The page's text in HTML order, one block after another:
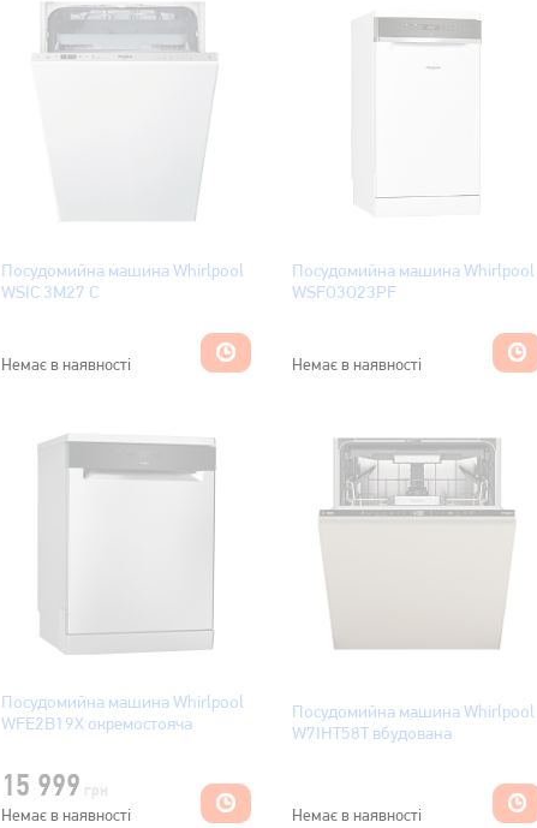
Посудомийна машина Whirlpool
WSIC 3M27 C
Немає в наявності
Посудомийна машина Whirlpool
WSFO3O23PF
Немає в наявності
Посудомийна машина Whirlpool
WFE2B19X окремостояча
15 999
Немає в наявності
Посудомийна машина Whirlpool
W7IHT58T вбудована
Немає в наявності